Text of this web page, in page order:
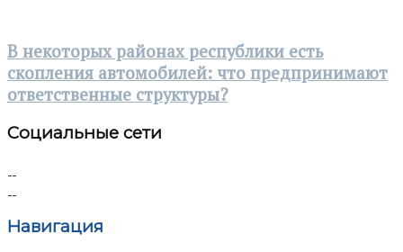
В некоторых районах республики есть
скопления автомобилей: что предпринимают
ответственные структуры?
Социальные сети
Навигация